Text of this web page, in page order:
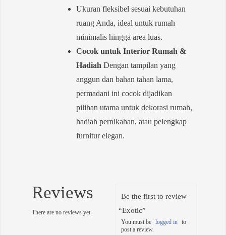
Ukuran fleksibel sesuai kebutuhan
ruang Anda, ideal untuk rumah
minimalis hingga area luas.
Cocok untuk Interior Rumah &
Hadiah Dengan tampilan yang
anggun dan bahan tahan lama,
permadani ini cocok dijadikan
pilihan utama untuk dekorasi rumah,
hadiah pernikahan, atau pelengkap
furnitur elegan.
Reviews
There are no reviews yet.
Be the first to review
“Exotic”
You must be logged in to
post a review.